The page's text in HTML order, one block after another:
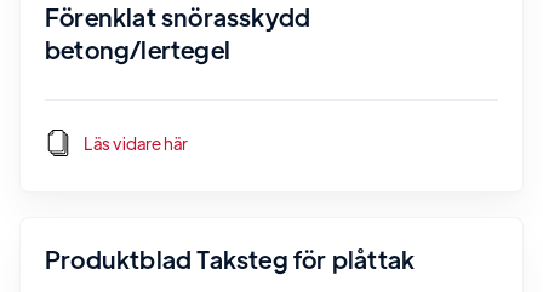
Förenklat snörasskydd
betong/lertegel
Läs vidare här
Produktblad Taksteg för plåttak